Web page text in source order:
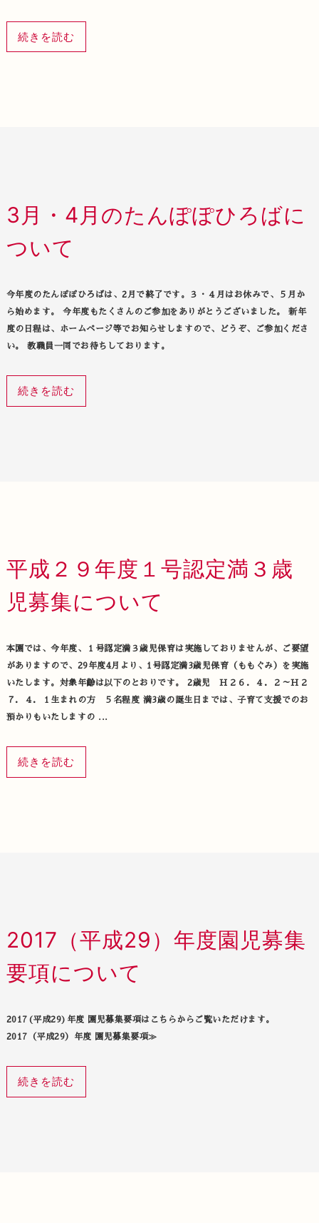
続きを読む
3月・4月のたんぽぽひろばに
ついて
今年度のたんぽぽひろばは、2月で終了です。３・４月はお休みで、５月か
ら始めます。 今年度もたくさんのご参加をありがとうございました。 新年
度の日程は、ホームページ等でお知らせしますので、どうぞ、ご参加くださ
い。 教職員一同でお待ちしております。
続きを読む
平成２９年度１号認定満３歳
児募集について
本園では、今年度、１号認定満３歳児保育は実施しておりませんが、ご要望
がありますので、29年度4月より、1号認定満3歳児保育（ももぐみ）を実施
いたします。対象年齢は以下のとおりです。 2歳児 Ｈ２６．４．２～Ｈ２
７．４．１生まれの方 ５名程度 満3歳の誕生日までは、子育て支援でのお
預かりもいたしますの ...
続きを読む
2017（平成29）年度園児募集
要項について
2017(平成29)年度 園児募集要項はこちらからご覧いただけます。
2017（平成29）年度 園児募集要項≫
続きを読む